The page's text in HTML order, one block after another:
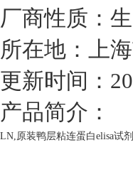
厂商性质：
所在地：上
更新时间：
产品简介：
LN,原装鸭层粘连蛋白elisa试